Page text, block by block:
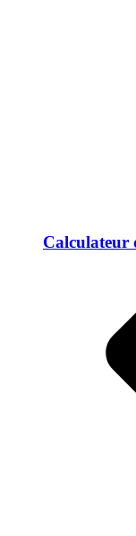
Calculateur